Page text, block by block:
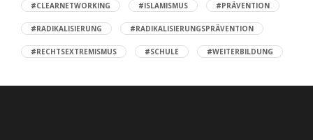
#CLEARNETWORKING #ISLAMISMUS #PRÄVENTION
#RADIKALISIERUNG #RADIKALISIERUNGSPRÄVENTION
#RECHTSEXTREMISMUS #SCHULE #WEITERBILDUNG